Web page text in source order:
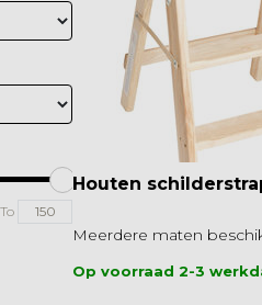
To
Houten
Meerdere maten
Op voorraad 2-3